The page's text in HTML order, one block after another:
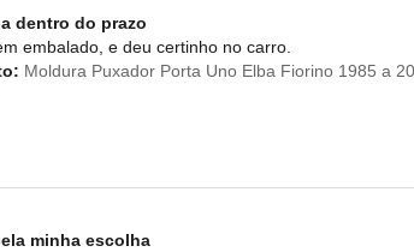
dentro do prazo
embalado, e deu certinho no carro.
Moldura Puxador Porta Uno Elba Fiorino 1985 a
minha escolha